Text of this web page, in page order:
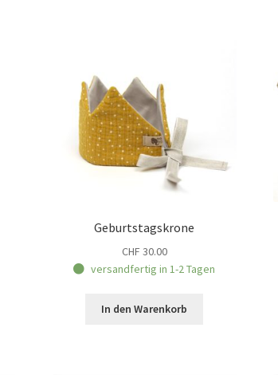
Geburtstagskrone
CHF 30.00
versandfertig in 1-2 Tagen
In den Warenkorb